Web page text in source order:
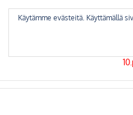
Käytämme evästeitä. Käyttämällä